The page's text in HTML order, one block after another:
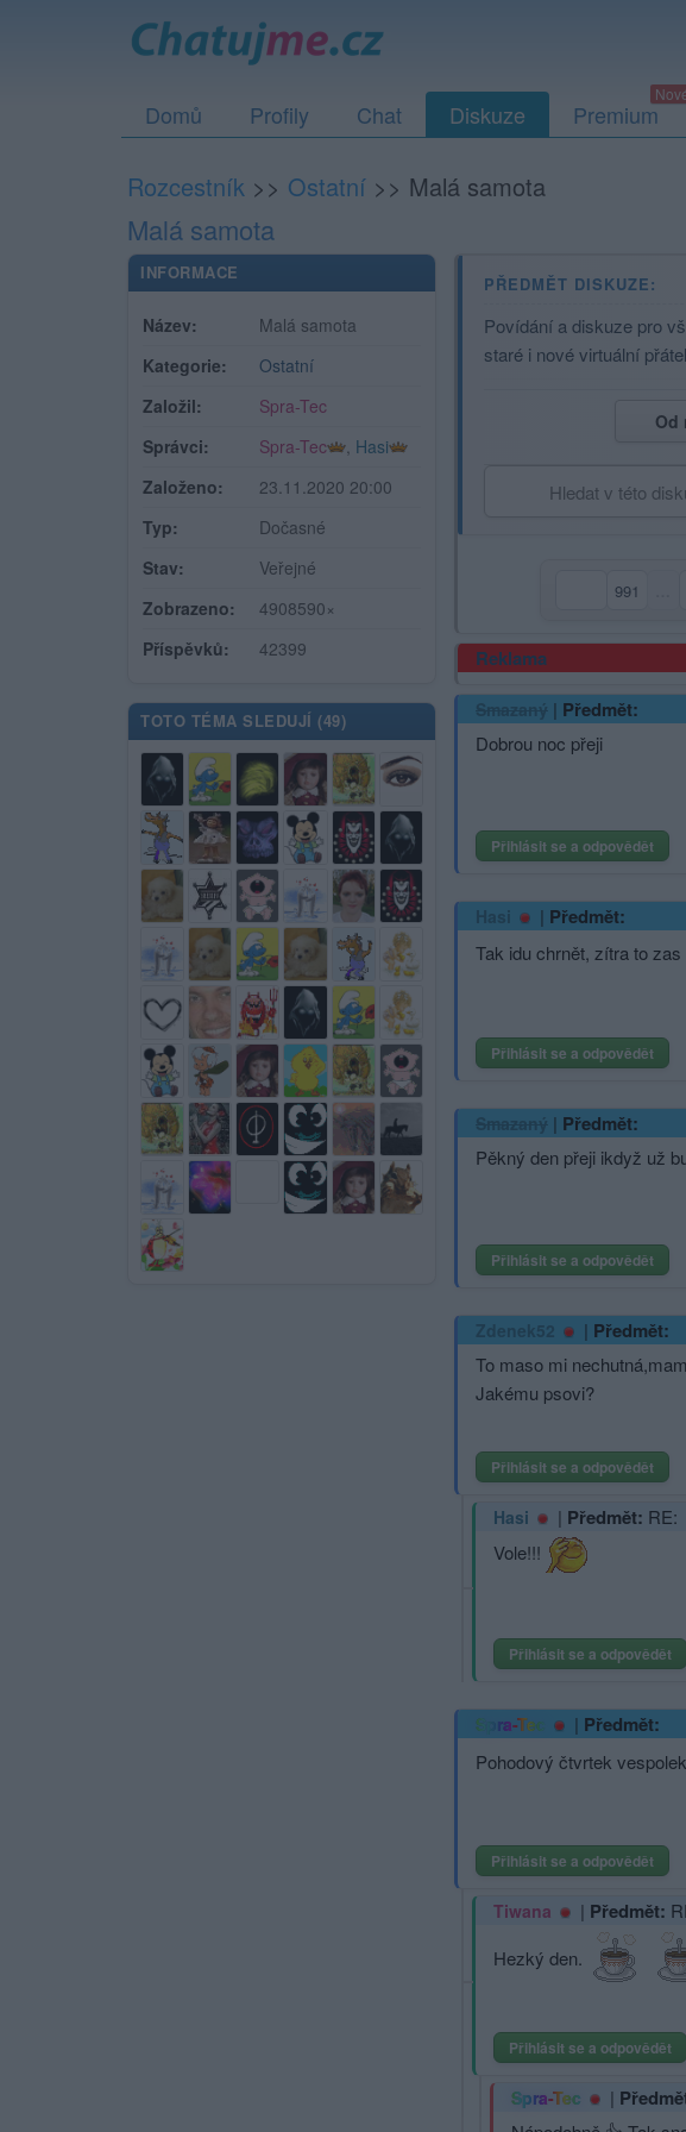
Domů Profily Chat Diskuze Premium
Rozcestník >> Ostatní >> Malá samota
Malá samota
INFORMACE
Název:
Malá samota
Kategorie:
Ostatní
Založil:
Spra-Tec
Správci:
Spra-Tec , Hasi
Založeno:
23.11.2020 20:00
Typ:
Dočasné
Stav:
Veřejné
Zobrazeno:
4908590×
Příspěvků:
42399
TOTO TÉMA SLEDUJÍ (49)
PŘEDMĚT DISKUZE:
Povídání a diskuze pro
staré i nové virtuální
Od
991
Reklama
Smazaný | Předmět:
Dobrou noc přeji
Přihlásit se a odpovědět
Hasi | Předmět:
Tak idu chrnět, zítra to
Přihlásit se a odpovědět
Smazaný | Předmět:
Pěkný den přeji ikdyž už
Přihlásit se a odpovědět
Zdenek52 | Předmět:
To maso mi
Jakému psovi?
Přihlásit se a odpovědět
Hasi | Předmět: RE:
Vole!!!
Přihlásit se a odpovědět
Spra-Tec | Předmět:
Pohodový čtvrtek
Přihlásit se a odpovědět
Tiwana | Předmět:
Hezký den.
Přihlásit se a odpovědět
Spra-Tec |